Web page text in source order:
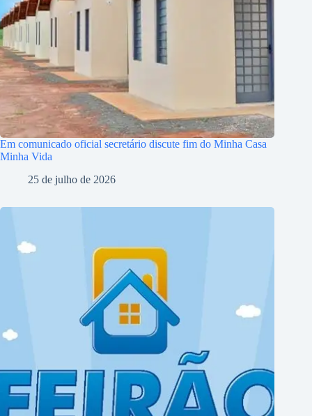
Em comunicado oficial secretário discute fim do Minha Casa
Minha Vida
25 de julho de 2026